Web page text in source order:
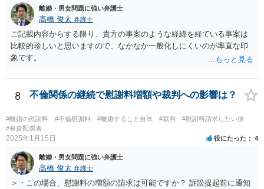
離婚・男女問題に強い弁護士
髙橋 俊太 弁護士
ご記載内容からする限り、貴方の事案のような経緯を経ている事案は
比較的珍しいと思いますので、なかなか一般化しにくいのが率直な印
象です。
8 不倫関係の継続で慰謝料増額や裁判への影響は？
#離婚の慰謝料 #不倫慰謝料 #離婚すること自体 #裁判
#慰謝料請求したい側
#有責配偶者
2025年1月15日 役にたった 4
離婚・男女問題に強い弁護士
髙橋 俊太 弁護士
＞・この場合、慰謝料の増額の請求は可能ですか？ 訴訟提起前に通知